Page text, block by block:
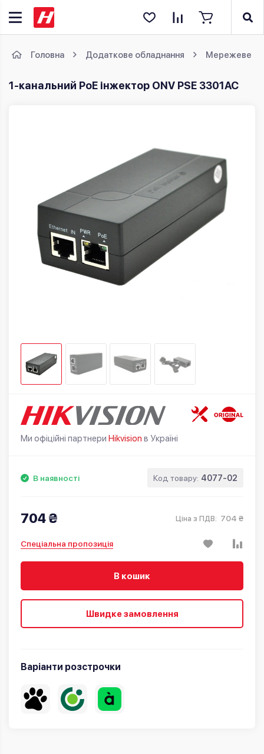
Головна Додаткове обладнання Мережеве
1-канальний PoE інжектор ONV PSE 3301AC
Ми офіційні партнери Hikvision в Україні
В наявності Код товару: 4077-02
704 ₴ Ціна з ПДВ: 704 ₴
Спеціальна пропозиція
В кошик
Швидке замовлення
Варіанти розстрочки